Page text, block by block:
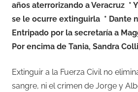
años aterrorizando a Veracruz *
se le ocurre extinguirla * Dante
Entripado por la secretaría a
Por encima de Tania, Sandra
Extinguir a la Fuerza Civil no
sangre, ni el crimen de Jorge y